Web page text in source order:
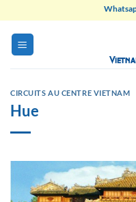
to
content
CIRCUITS AU CENTRE VIETNAM
Hue